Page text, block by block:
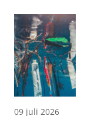
09 juli 2026